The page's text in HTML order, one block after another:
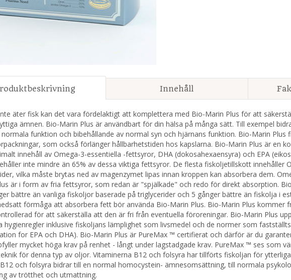
Innehåll
äter fisk kan det vara fördelaktigt att komplettera med Bio-Marin Plus för att
ämnen. Bio-Marin Plus är användbart för din hälsa på många sätt. Till exempel
funktion och bibehållande av normal syn och hjärnans funktion. Bio-Marin Plus
som också förlänger hållbarhetstiden hos kapslarna. Bio-Marin Plus är en
innehåll av Omega-3-essentiella -fettsyror, DHA (dokosahexaensyra) och EPA
inte mindre än 65% av dessa viktiga fettsyror. De flesta fiskoljetillskott innehåller
vilka måste brytas ned av magenzymet lipas innan kroppen kan absorbera dem.
är i form av fria fettsyror, som redan är "spjälkade" och redo för direkt absorption.
bättre än vanliga fiskoljor baserade på triglycerider och 5 gånger bättre än fiskolja i
förmåga att absorbera fett bör använda Bio-Marin Plus. Bio-Marin Plus kommer
för att säkerställa att den är fri från eventuella föroreningar. Bio-Marin Plus
hygienregler inklusive fiskoljans lämplighet som livsmedel och de normer som fastställts
for EPA och DHA). Bio-Marin Plus är PureMax ™ certifierat och därför är du
mycket höga krav på renhet - långt under lagstadgade krav. PureMax ™ ses som
för denna typ av oljor. Vitaminerna B12 och folsyra har tillförts fiskoljan för
och folsyra bidrar till en normal homocystein- ämnesomsättning, till normala
av trötthet och utmattning.